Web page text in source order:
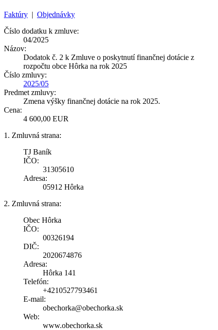
Faktúry | Objednávky
Číslo dodatku k zmluve:
04/2025
Názov:
Dodatok č. 2 k Zmluve o poskytnutí finančnej dotácie z
rozpočtu obce Hôrka na rok 2025
Číslo zmluvy:
2025/05
Predmet zmluvy:
Zmena výšky finančnej dotácie na rok 2025.
Cena:
4 600,00 EUR
1. Zmluvná strana:
TJ Baník
IČO:
31305610
Adresa:
05912 Hôrka
2. Zmluvná strana:
Obec Hôrka
IČO:
00326194
DIČ:
2020674876
Adresa:
Hôrka 141
Telefón:
+4210527793461
E-mail:
obechorka@obechorka.sk
Web:
www.obechorka.sk